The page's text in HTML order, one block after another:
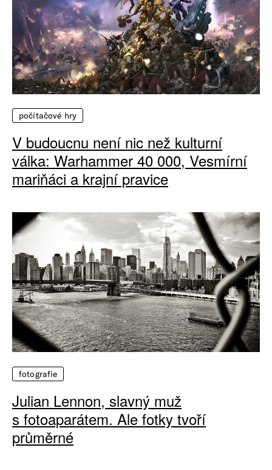
počítačové hry
V budoucnu není nic než kulturní
válka: Warhammer 40 000, Vesmírní
mariňáci a krajní pravice
fotografie
Julian Lennon, slavný muž
s fotoaparátem. Ale fotky tvoří
průměrné